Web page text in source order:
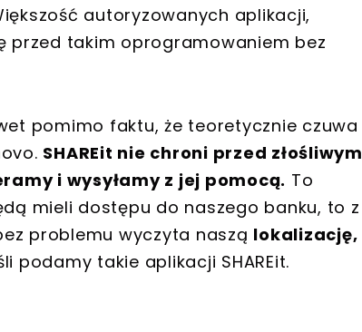
autoryzowanych aplikacji,
przed takim oprogramowaniem bez
pomimo faktu, że teoretycznie czuwa
SHAREit nie chroni przed złośliwym
i wysyłamy z jej pomocą. To
mieli dostępu do naszego banku, to z
problemu wyczyta naszą lokalizację,
podamy takie aplikacji SHAREit.